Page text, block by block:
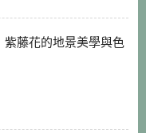
紫藤花的地景美學與色